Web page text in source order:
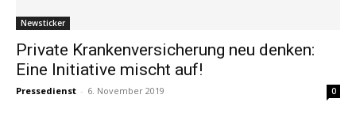
Newsticker
Private Krankenversicherung neu denken:
Eine Initiative mischt auf!
Pressedienst - 6. November 2019 0